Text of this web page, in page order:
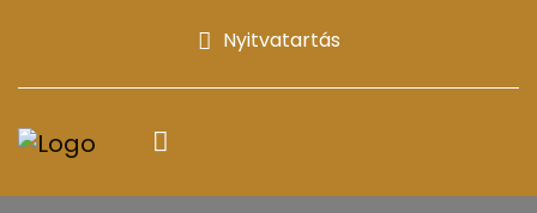
Nyitvatartás